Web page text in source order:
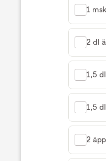
1
2 dl
1,5
1,5
2